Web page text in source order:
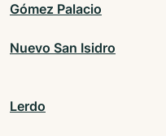
Gómez Palacio
Nuevo San Isidro
Lerdo